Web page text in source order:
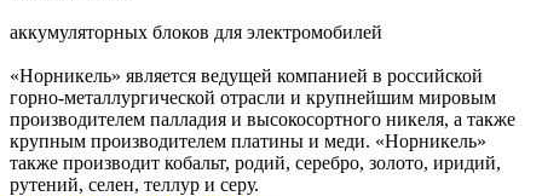
аккумуляторных блоков для электромобилей
«Норникель» является ведущей компанией в российской
горно-металлургической отрасли и крупнейшим мировым
производителем палладия и высокосортного никеля, а также
крупным производителем платины и меди. «Норникель»
также производит кобальт, родий, серебро, золото, иридий,
рутений, селен, теллур и серу.